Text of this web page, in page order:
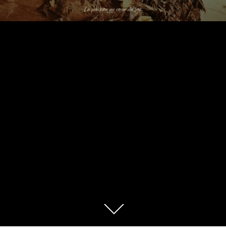
La précision au cœur du bois.
Descendre
au